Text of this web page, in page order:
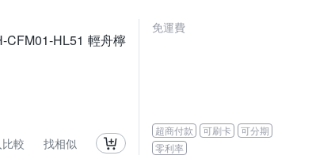
CFM01-HL51 輕舟檸
較 找相似
免運費
超商付款 可刷卡
可分期
零利率